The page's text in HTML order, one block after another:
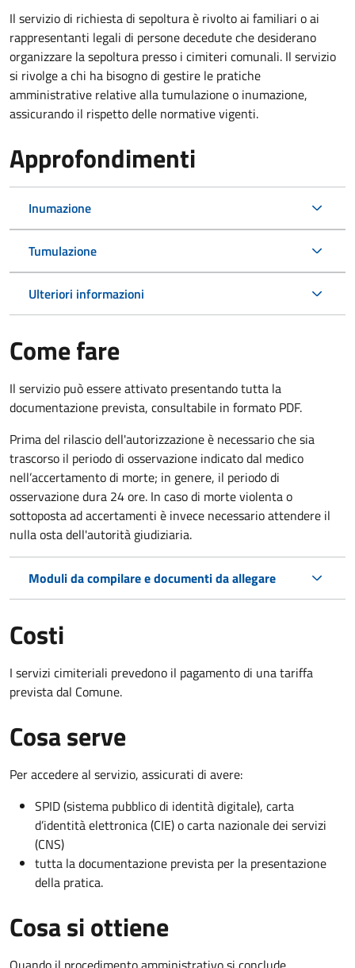
Il servizio di richiesta di sepoltura è rivolto ai familiari o ai
rappresentanti legali di persone decedute che desiderano
organizzare la sepoltura presso i cimiteri comunali. Il servizio
si rivolge a chi ha bisogno di gestire le pratiche
amministrative relative alla tumulazione o inumazione,
assicurando il rispetto delle normative vigenti.
Approfondimenti
Inumazione
Tumulazione
Ulteriori informazioni
Come fare
Il servizio può essere attivato presentando tutta la
documentazione prevista, consultabile in formato PDF.
Prima del rilascio dell'autorizzazione è necessario che sia
trascorso il periodo di osservazione indicato dal medico
nell’accertamento di morte; in genere, il periodo di
osservazione dura 24 ore. In caso di morte violenta o
sottoposta ad accertamenti è invece necessario attendere il
nulla osta dell'autorità giudiziaria.
Moduli da compilare e documenti da allegare
Costi
I servizi cimiteriali prevedono il pagamento di una tariffa
prevista dal Comune.
Cosa serve
Per accedere al servizio, assicurati di avere:
SPID (sistema pubblico di identità digitale), carta
d’identità elettronica (CIE) o carta nazionale dei servizi
(CNS)
tutta la documentazione prevista per la presentazione
della pratica.
Cosa si ottiene